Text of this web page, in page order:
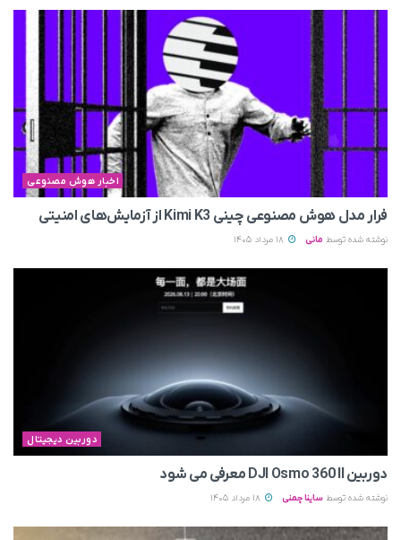
اخبار هوش مصنوعی
فرار مدل هوش مصنوعی چینی Kimi K3 از آزمایش‌های امنیتی
نوشته شده توسط مانی
دوربین دیجیتال
دوربین DJI Osmo 360 II معرفی می‌ شود
نوشته شده توسط ساینا چمنی